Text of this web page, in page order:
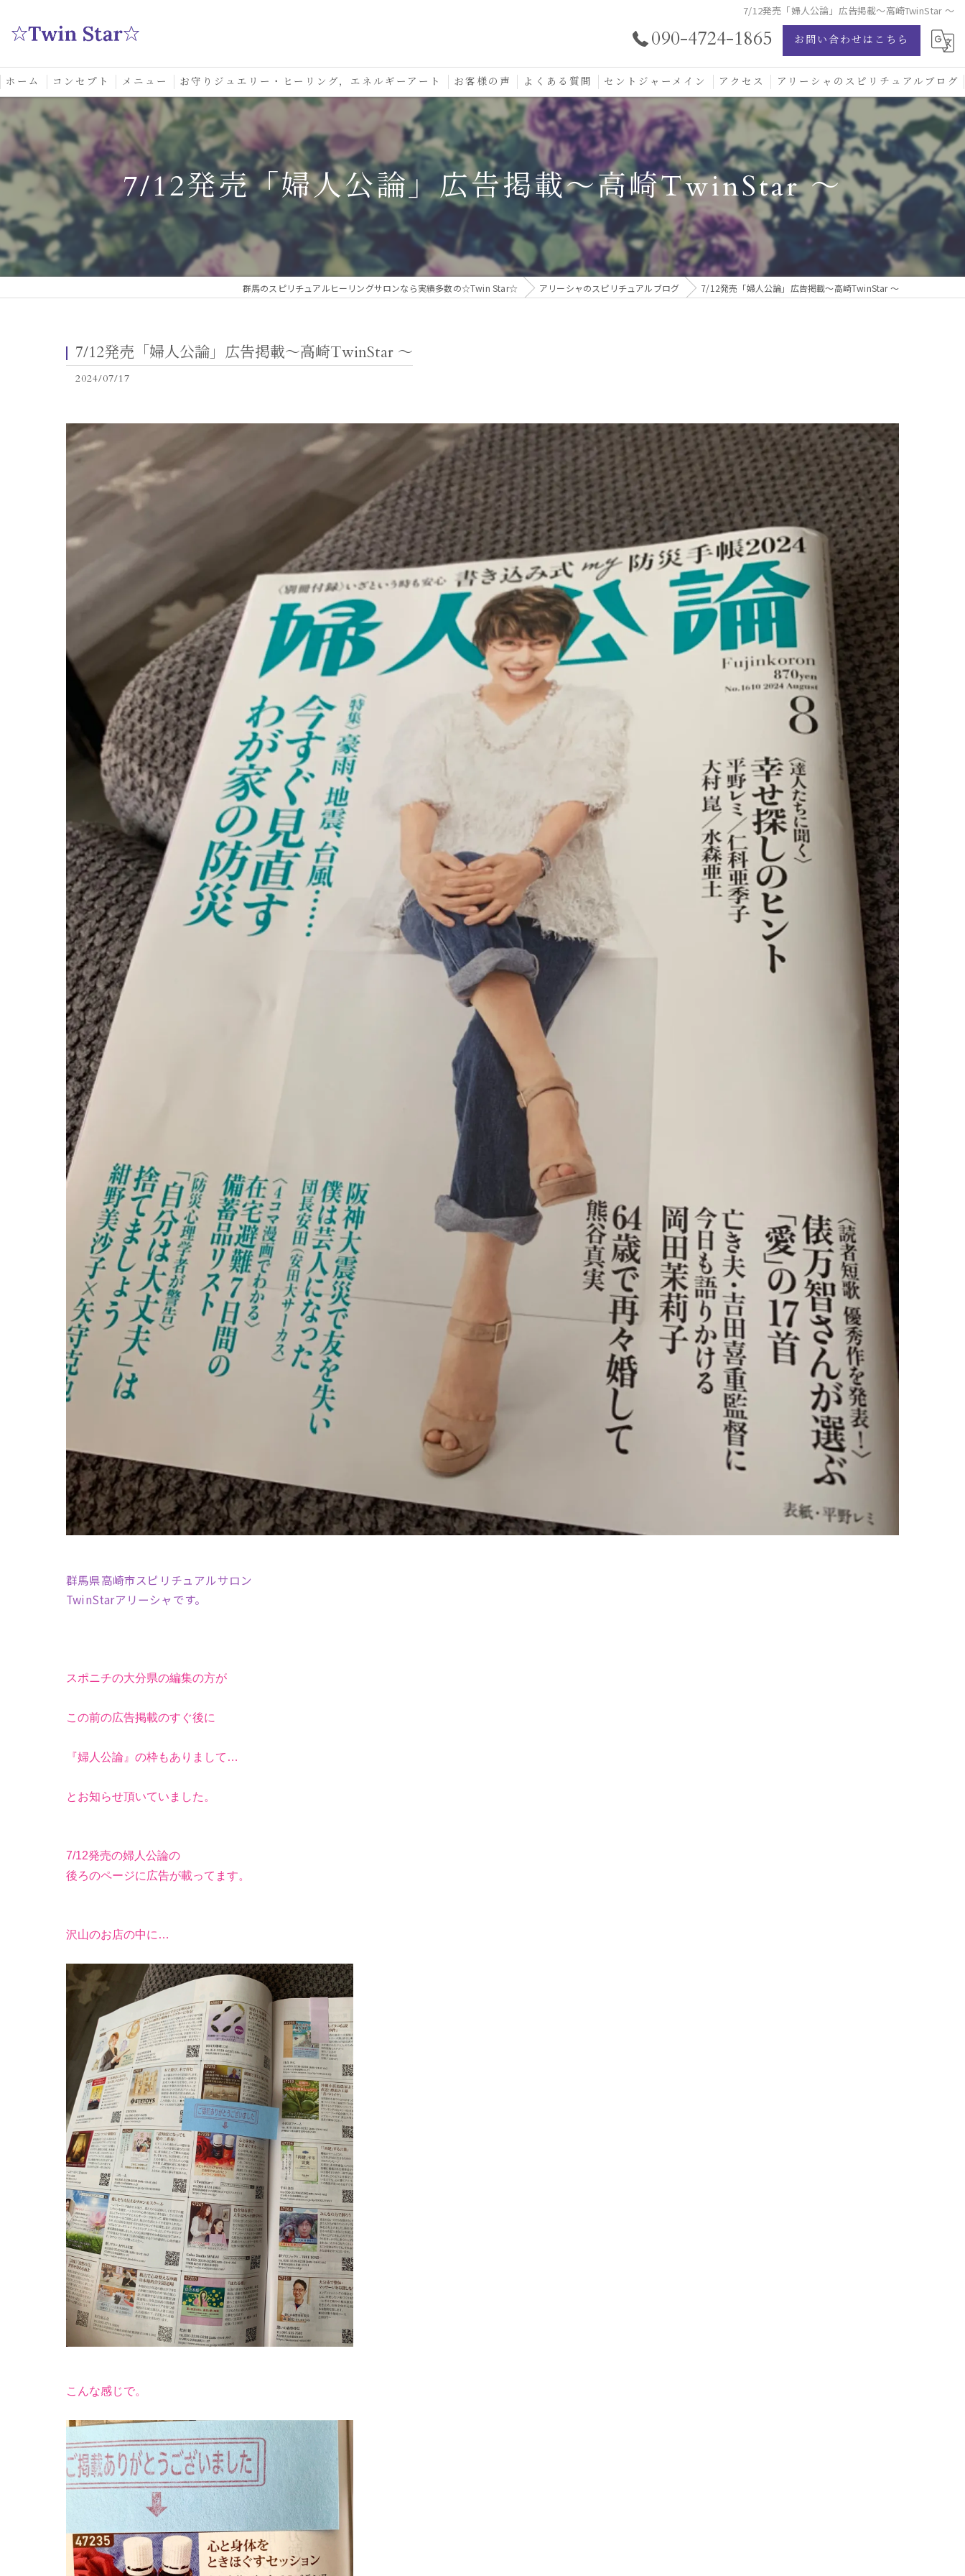
7/12発売「婦人公論」広告掲載〜高崎TwinStar 〜
090-4724-1865 お問い合わせはこちら
ホーム コンセプト メニュー
スクール
お守りジュエリー・ヒーリング，エネルギーアート お客様の声
口コミ
よくある質問 セントジャーメイン
セントジャーメイン愛の学校
セントジャーメインブレッシングカード
お守りジュエリー
アクセス アリーシャのスピリチュアルブログ
7/12発売「婦人公論」広告掲載〜高崎TwinStar 〜
群馬のスピリチュアルヒーリングサロンなら実績多数の☆Twin Star☆ アリーシャのスピリチュアルブログ 7/12発売「婦人公論」広告掲載〜高崎TwinStar 〜
7/12発売「婦人公論」広告掲載〜高崎TwinStar 〜
2024/07/17
群馬県高崎市スピリチュアルサロン
TwinStarアリーシャです。
スポニチの大分県の編集の方が
この前の広告掲載のすぐ後に
『婦人公論』の枠もありまして…
とお知らせ頂いていました。
7/12発売の婦人公論の
後ろのページに広告が載ってます。
沢山のお店の中に…
こんな感じで。